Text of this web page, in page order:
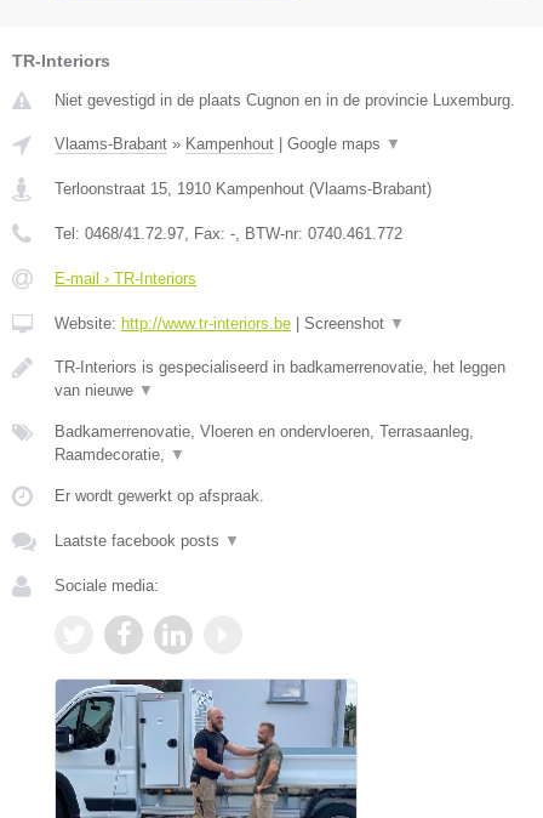
TR-Interiors
Niet gevestigd in de plaats Cugnon en in de provincie Luxemburg.
Vlaams-Brabant » Kampenhout Google maps ▼
Terloonstraat 15, 1910 Kampenhout (Vlaams-Brabant)
Tel: 0468/41.72.97, Fax: -, BTW-nr: 0740.461.772
E-mail › TR-Interiors
Website: http://www.tr-interiors.be Screenshot ▼
TR-Interiors is gespecialiseerd in badkamerrenovatie, het leggen
van nieuwe ▼
Badkamerrenovatie, Vloeren en ondervloeren, Terrasaanleg,
Raamdecoratie, ▼
Er wordt gewerkt op afspraak.
Laatste facebook posts ▼
Sociale media: